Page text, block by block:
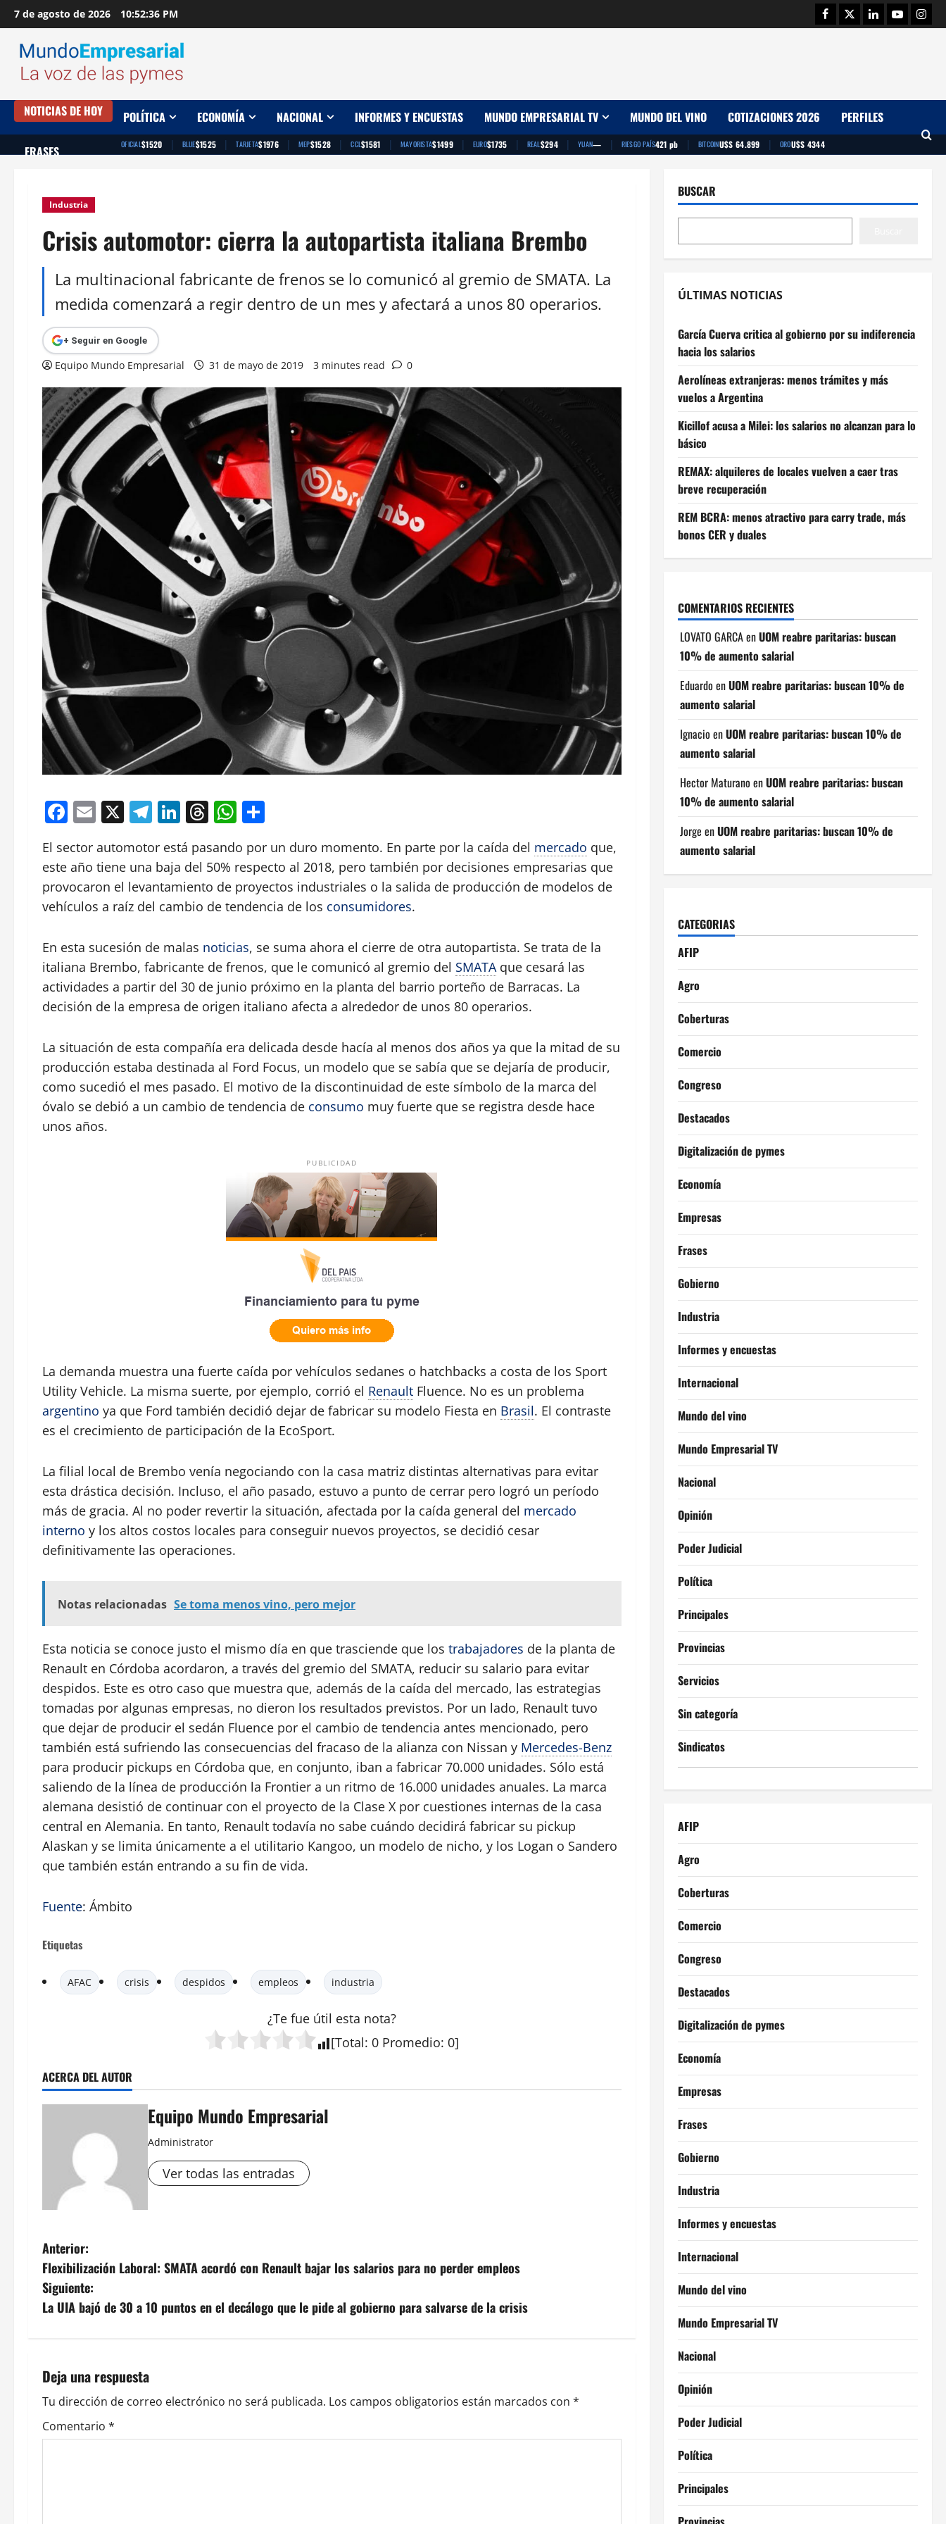
Saltar
al
contenido
7 de agosto de 2026 10:52:37 PM Facebook
TwitterLinkedinYoutube
NOTICIAS DE HOY POLÍTICA ECONOMÍA NACIONAL INFORMES Y ENCUESTAS MUNDO EMPRESARIAL TV MUNDO DEL VINO COTIZACIONES 2026 PERFILES
FRASES OFICIAL$1520 | BLUE$1525 | TARJETA$1976 | MEP$1528 | CCL$1581 | MAYORISTA$1499 | EURO$1735 | REAL$294 | YUAN— | RIESGO PAÍS421 pb | BITCOINU$S 64.899 | OROU$S 4344
Industria
Crisis automotor: cierra la autopartista italiana Brembo
La multinacional fabricante de frenos se lo comunicó al gremio de SMATA. La
medida comenzará a regir dentro de un mes y afectará a unos 80 operarios.
+ Seguir en Google
Equipo Mundo Empresarial 31 de mayo de 2019 3 minutes read 0
Facebook
Email
X Telegram
LinkedIn
Threads
WhatsApp
El sector automotor está pasando por un duro momento. En parte por la caída del mercado que,
este año tiene una baja del 50% respecto al 2018, pero también por decisiones empresarias que
provocaron el levantamiento de proyectos industriales o la salida de producción de modelos de
vehículos a raíz del cambio de tendencia de los consumidores.
En esta sucesión de malas noticias, se suma ahora el cierre de otra autopartista. Se trata de la
italiana Brembo, fabricante de frenos, que le comunicó al gremio del SMATA que cesará las
actividades a partir del 30 de junio próximo en la planta del barrio porteño de Barracas. La
decisión de la empresa de origen italiano afecta a alrededor de unos 80 operarios.
La situación de esta compañía era delicada desde hacía al menos dos años ya que la mitad de su
producción estaba destinada al Ford Focus, un modelo que se sabía que se dejaría de producir,
como sucedió el mes pasado. El motivo de la discontinuidad de este símbolo de la marca del
óvalo se debió a un cambio de tendencia de consumo muy fuerte que se registra desde hace
unos años.
PUBLICIDAD
La demanda muestra una fuerte caída por vehículos sedanes o hatchbacks a costa de los Sport
Utility Vehicle. La misma suerte, por ejemplo, corrió el Renault Fluence. No es un problema
argentino ya que Ford también decidió dejar de fabricar su modelo Fiesta en Brasil. El contraste
es el crecimiento de participación de la EcoSport.
La filial local de Brembo venía negociando con la casa matriz distintas alternativas para evitar
esta drástica decisión. Incluso, el año pasado, estuvo a punto de cerrar pero logró un período
más de gracia. Al no poder revertir la situación, afectada por la caída general del mercado
interno y los altos costos locales para conseguir nuevos proyectos, se decidió cesar
definitivamente las operaciones.
Notas relacionadas Se toma menos vino, pero mejor
Esta noticia se conoce justo el mismo día en que trasciende que los trabajadores de la planta de
Renault en Córdoba acordaron, a través del gremio del SMATA, reducir su salario para evitar
despidos. Este es otro caso que muestra que, además de la caída del mercado, las estrategias
tomadas por algunas empresas, no dieron los resultados previstos. Por un lado, Renault tuvo
que dejar de producir el sedán Fluence por el cambio de tendencia antes mencionado, pero
también está sufriendo las consecuencias del fracaso de la alianza con Nissan y Mercedes-Benz
para producir pickups en Córdoba que, en conjunto, iban a fabricar 70.000 unidades. Sólo está
saliendo de la línea de producción la Frontier a un ritmo de 16.000 unidades anuales. La marca
alemana desistió de continuar con el proyecto de la Clase X por cuestiones internas de la casa
central en Alemania. En tanto, Renault todavía no sabe cuándo decidirá fabricar su pickup
Alaskan y se limita únicamente a el utilitario Kangoo, un modelo de nicho, y los Logan o Sandero
que también están entrando a su fin de vida.
Fuente: Ámbito
Etiquetas
AFAC crisis despidos empleos industria
¿Te fue útil esta nota?
[Total: 0 Promedio: 0]
ACERCA DEL AUTOR
Equipo Mundo Empresarial
Administrator
Ver todas las entradas
N
a
v
g
a
c
Anterior:
Flexibilización Laboral: SMATA acordó con Renault bajar los salarios para no perder empleos
Siguiente:
La UIA bajó de 30 a 10 puntos en el decálogo que le pide al gobierno para salvarse de la crisis
Deja una respuesta
Tu dirección de correo electrónico no será publicada. Los campos obligatorios están marcados con *
Comentario *
BUSCAR
ÚLTIMAS NOTICIAS
García Cuerva critica al gobierno por su indiferencia
hacia los salarios
Aerolíneas extranjeras: menos trámites y más
vuelos a Argentina
Kicillof acusa a Milei: los salarios no alcanzan para lo
básico
REMAX: alquileres de locales vuelven a caer tras
breve recuperación
REM BCRA: menos atractivo para carry trade, más
bonos CER y duales
COMENTARIOS RECIENTES
LOVATO GARCAenUOM reabre paritarias: buscan
10% de aumento salarial
Eduardo enUOM reabre paritarias: buscan 10% de
aumento salarial
Ignacio enUOM reabre paritarias: buscan 10% de
aumento salarial
Hector Maturano enUOM reabre paritarias: buscan
10% de aumento salarial
Jorge enUOM reabre paritarias: buscan 10% de
aumento salarial
CATEGORIAS
AFIP
Agro
Coberturas
Comercio
Congreso
Destacados
Digitalización de pymes
Economía
Empresas
Frases
Gobierno
Industria
Informes y encuestas
Internacional
Mundo del vino
Mundo Empresarial TV
Nacional
Opinión
Poder Judicial
Política
Principales
Provincias
Servicios
Sin categoría
Sindicatos
AFIP
Agro
Coberturas
Comercio
Congreso
Destacados
Digitalización de pymes
Economía
Empresas
Frases
Gobierno
Industria
Informes y encuestas
Internacional
Mundo del vino
Mundo Empresarial TV
Nacional
Opinión
Poder Judicial
Política
Principales